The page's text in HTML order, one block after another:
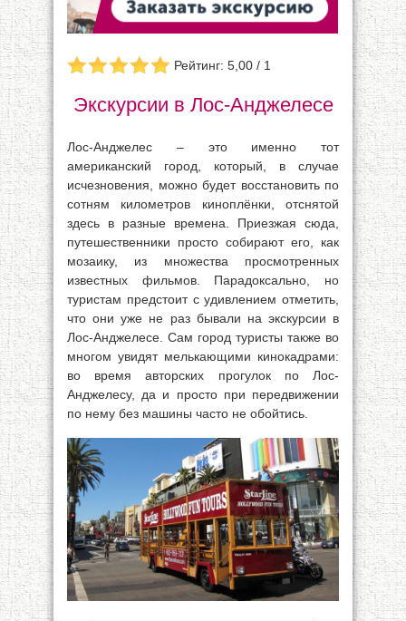
Рейтинг: 5,00 / 1
Экскурсии в Лос-Анджелесе
Лос-Анджелес – это именно тот
американский город, который, в случае
исчезновения, можно будет восстановить по
сотням километров киноплёнки, отснятой
здесь в разные времена. Приезжая сюда,
путешественники просто собирают его, как
мозаику, из множества просмотренных
известных фильмов. Парадоксально, но
туристам предстоит с удивлением отметить,
что они уже не раз бывали на экскурсии в
Лос-Анджелесе. Сам город туристы также во
многом увидят мелькающими кинокадрами:
во время авторских прогулок по Лос-
Анджелесу, да и просто при передвижении
по нему без машины часто не обойтись.